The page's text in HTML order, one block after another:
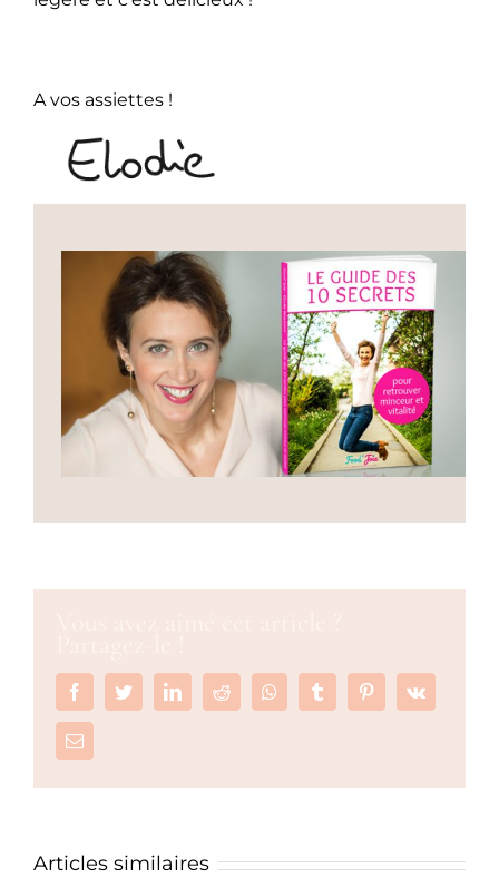
A vos assiettes !
FacebookTwitterLinkedInReddit WhatsappTumblr PinterestVk
Email
Articles similaires